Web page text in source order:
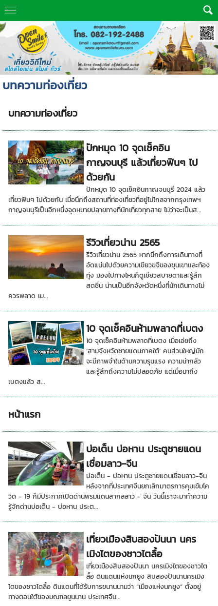
บทความท่องเที่ยว
บทความท่องเที่ยว
ปักหมุด 10 จุดเช็คอิน
กาญจนบุรี แล้วเที่ยวฟินๆ ไป
ด้วยกัน
ปักหมุด 10 จุดเช็คอินกาญจนบุรี 2024 แล้ว
เที่ยวฟินๆ ไปด้วยกัน เมื่อนึกถึงสถานที่ท่องเที่ยวที่อยู่ไม่ไกลจากกรุงเทพฯ
กาญจนบุรีเป็นอีกหนึ่งจุดหมายปลายทางที่นักเที่ยวทุกสาย ไม่ว่าจะเป็นส...
รีวิวเที่ยวน่าน 2565
รีวิวเที่ยวน่าน 2565 หากนึกถึงการเดินทางที่
อัดแน่นไปด้วยความเขียวขจีของขุนเขาและท้อง
ทุ่ง มองไปทางไหนก็ดูเขียวสบายตาและรู้สึก
สดชื่น น่านเป็นอีกจังหวัดหนึ่งที่นักเดินทางไม่
ควรพลาด เม...
10 จุดเช็คอินห้ามพลาดที่เบตง
10 จุดเช็คอินห้ามพลาดที่เบตง เมื่อเอ่ยถึง
‘สามจังหวัดชายแดนภาคใต้’ คนส่วนใหญ่มัก
จะมีภาพจำในด้านความรุนแรง ความน่ากลัว
และรู้สึกถึงความไม่ปลอดภัย แต่เมื่อมาถึง
เบตงแล้ว ส...
หน้าแรก
บ่อเต็น บ่อหาน ประตูชายแดน
เชื่อมลาว-จีน
บ่อเต็น - บ่อหาน ประตูชายแดนเชื่อมลาว-จีน
หลังจากที่ประเทศจีนยกเลิกมาตรการคุมเข้มโค
วิด - 19 ก็มีประกาศเปิดด่านพรมแดนสากลลาว - จีน วันนี้เราจะมาทำความ
รู้จักด่านบ่อเต็น - บ่อหาน ประต...
เที่ยวเมืองสิบสองปันนา นคร
เมิงไตของชาวไตลื้อ
เที่ยวเมืองสิบสองปันนา นครเมิงไตของชาวไต
ลื้อ ดินแดนแห่งนกยูง สิบสองปันนานครเมิง
ไตของชาวไตลื้อ ดินแดนที่ได้รับการขนานนามว่า “เมืองแห่งนกยูง” ตั้งอยู่
ทางตอนใต้ของมณฑลยูนนาน ประเทศจีน...